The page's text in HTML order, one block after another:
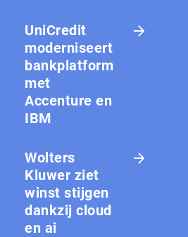
UniCredit
moderniseert
bankplatform
met
Accenture en
IBM
Wolters
Kluwer ziet
winst stijgen
dankzij cloud
en ai